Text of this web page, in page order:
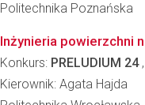
Politechnika Poznańska
Inżynieria powierzchni
Konkurs: PRELUDIUM 24,
Kierownik: Agata Hajda